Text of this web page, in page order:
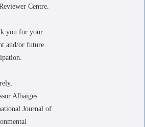
Centre.
you for your
and/or future
Albaiges
Journal of